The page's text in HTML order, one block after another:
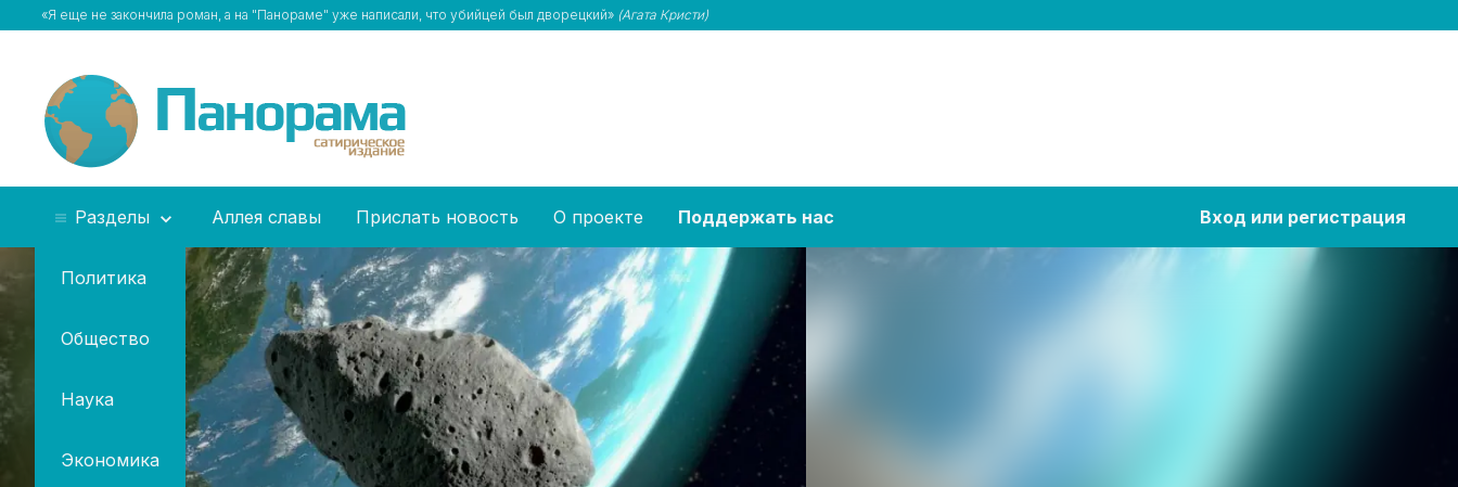
«Я еще не закончила роман, а на "Панораме" уже написали, что убийцей был дворецкий» (Агата Кристи)
Разделы
Политика
Общество
Наука
Экономика
Аллея славы Прислать новость О проекте Поддержать нас Вход или регистрация